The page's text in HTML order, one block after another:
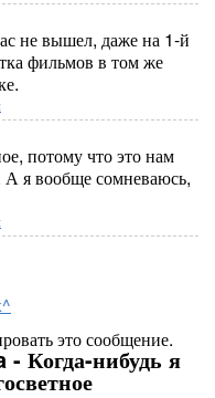
не вышел, даже на 1-й
фильмов в том же
потому что это нам
А я вообще сомневаюсь,
это сообщение.
Когда-нибудь я